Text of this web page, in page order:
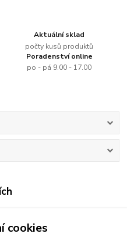
Aktuální sklad
počty kusů produktů
Poradenství online
po - pá 9.00 - 17.00
cookies